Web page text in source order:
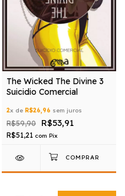
The Wicked The Divine 3
Suicidio Comercial
2x de R$26,96 sem juros
R$59,90 R$53,91
R$51,21 com Pix